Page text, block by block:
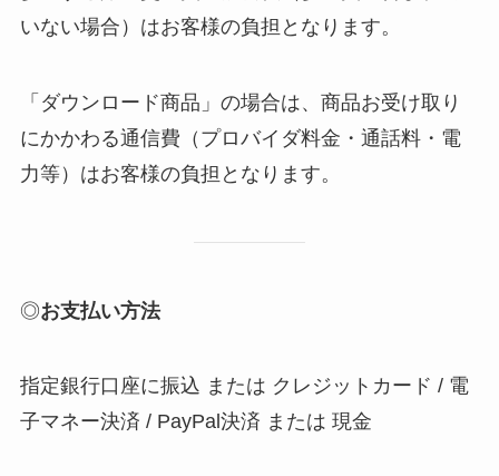
いない場合）はお客様の負担となります。
「ダウンロード商品」の場合は、商品お受け取り
にかかわる通信費（プロバイダ料金・通話料・電
力等）はお客様の負担となります。
◎お支払い方法
指定銀行口座に振込 または クレジットカード / 電
子マネー決済 / PayPal決済 または 現金